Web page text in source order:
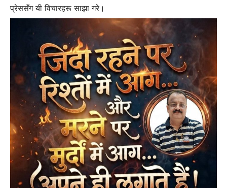
प्रेससँग यी विचारहरू साझा गरे।